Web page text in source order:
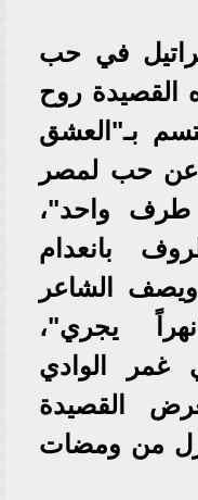
في حب
روح
بـ"العشق
عن حب لمصر
واحد"،
بانعدام
الشاعر
يجري"،
غمر الوادي
القصيدة
من ومضات